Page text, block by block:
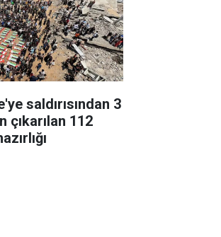
saldırısından 3
çıkarılan 112